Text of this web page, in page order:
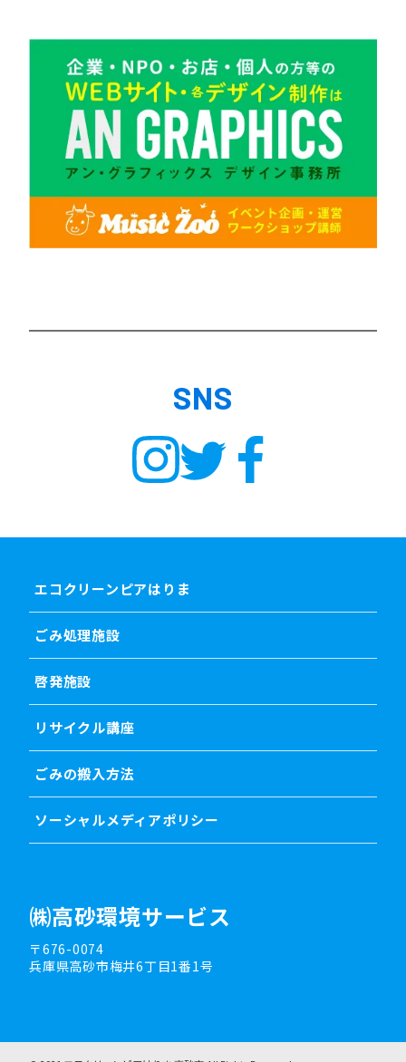
SNS
㈱高砂環境サービス
〒676-0074
兵庫県高砂市梅井6丁目1番1号
エコクリーンピアはりま
ごみ処理施設
啓発施設
リサイクル講座
ごみの搬入方法
ソーシャルメディアポリシー